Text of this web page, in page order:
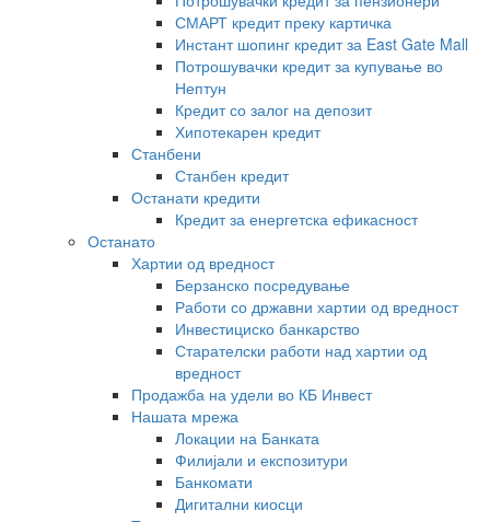
СМАРТ кредит преку картичка
Инстант шопинг кредит за East Gate Mall
Потрошувачки кредит за купување во
Нептун
Кредит со залог на депозит
Хипотекарен кредит
Станбени
Станбен кредит
Останати кредити
Кредит за енергетска ефикасност
Останато
Хартии од вредност
Берзанско посредување
Работи со државни хартии од вредност
Инвестициско банкарство
Старателски работи над хартии од
вредност
Продажба на удели во КБ Инвест
Нашата мрежа
Локации на Банката
Филијали и експозитури
Банкомати
Дигитални киосци